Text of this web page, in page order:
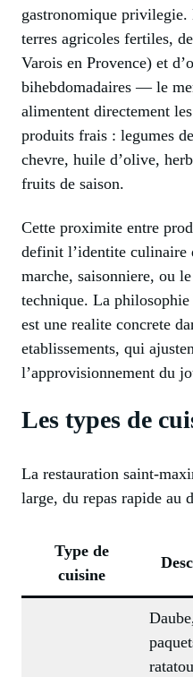
gastronomique
terres agricoles fertiles,
Varois en Provence) et
bihebdomadaires — le
alimentent directement
produits frais : legumes
chevre, huile d’olive,
fruits de saison.
Cette proximite entre
definit l’identite culinaire
marche, saisonniere, ou
technique. La philosophie
est une realite concrete
etablissements, qui
l’approvisionnement du
Les types de
La restauration saint-
large, du repas rapide au
Type de
cuisine